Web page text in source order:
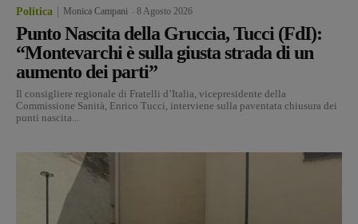
Politica Monica Campani 8 Agosto 2026
Punto Nascita della Gruccia, Tucci (FdI):
“Montevarchi è sulla giusta strada di un
aumento dei parti”
Il consigliere regionale di Fratelli d’Italia, vicepresidente della
Commissione Sanità, Enrico Tucci, interviene sulla paventata chiusura dei
punti nascita...